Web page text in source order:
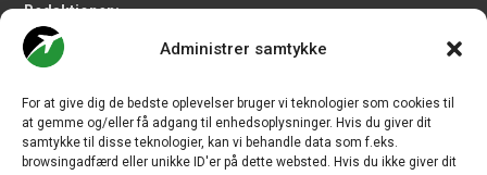
Administrer samtykke
For at give dig de bedste oplevelser bruger vi teknologier som cookies til
at gemme og/eller få adgang til enhedsoplysninger. Hvis du giver dit
samtykke til disse teknologier, kan vi behandle data som f.eks.
browsingadfærd eller unikke ID'er på dette websted. Hvis du ikke giver dit
Redaktionen:
Christian Granhøj Skouboe
Henrik Baumgarten
Danny Longhi Andreasen
Salg og jobannoncer:
salg@travelmedianordic.com